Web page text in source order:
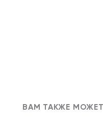
ВАМ ТАКЖЕ